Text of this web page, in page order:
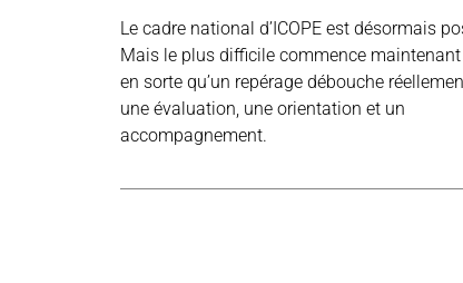
Le cadre national d’ICOPE est désormais
Mais le plus difficile commence maintenant
en sorte qu’un repérage débouche
une évaluation, une orientation et un
accompagnement.